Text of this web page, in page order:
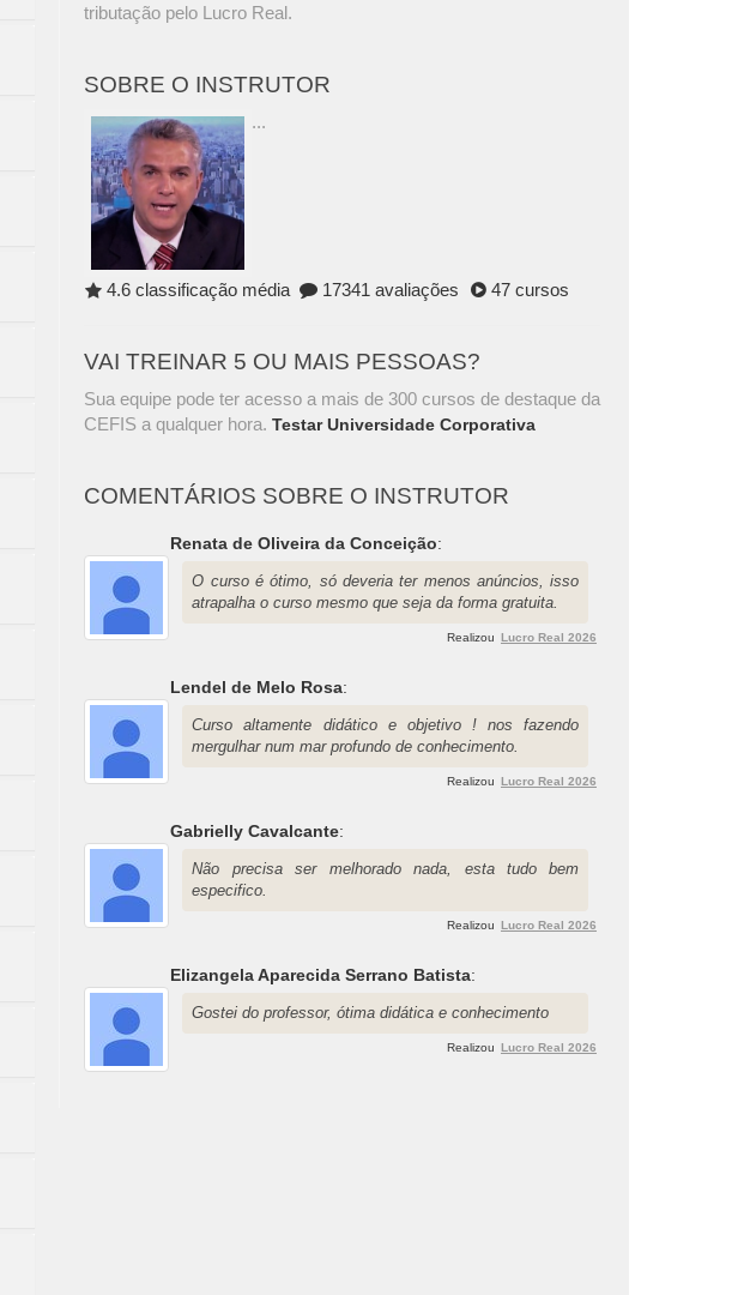
tributação pelo Lucro Real.
SOBRE O INSTRUTOR
...
4.6 classificação média 17341 avaliações 47 cursos
VAI TREINAR 5 OU MAIS PESSOAS?
Sua equipe pode ter acesso a mais de 300 cursos de destaque da
CEFIS a qualquer hora.Testar Universidade Corporativa
COMENTÁRIOS SOBRE O INSTRUTOR
Renata de Oliveira da Conceição:
O curso é ótimo, só deveria ter menos anúncios, isso
atrapalha o curso mesmo que seja da forma gratuita.
Realizou Lucro Real 2026
Lendel de Melo Rosa:
Curso altamente didático e objetivo ! nos fazendo
mergulhar num mar profundo de conhecimento.
Realizou Lucro Real 2026
Gabrielly Cavalcante:
Não precisa ser melhorado nada, esta tudo bem
especifico.
Realizou Lucro Real 2026
Elizangela Aparecida Serrano Batista:
Gostei do professor, ótima didática e conhecimento
Realizou Lucro Real 2026